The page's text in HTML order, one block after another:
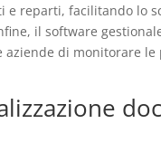
reparti, facilitando lo
il software
di monitorare